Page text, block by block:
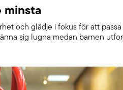
och glädje i fokus för att
sig lugna medan barnen